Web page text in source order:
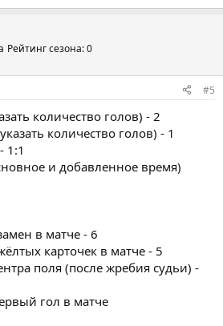
Рейтинг сезона: 0
#5
количество голов) - 2
количество голов) - 1
1:1
и добавленное время)
в матче - 6
карточек в матче - 5
поля (после жребия судьи) -
гол в матче